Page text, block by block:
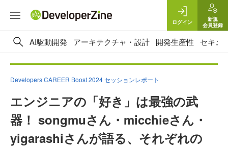
ログイン
新規
会員登録
AI駆動開発 アーキテクチャ・設計 開発生産性 セキュ
Developers CAREER Boost 2024 セッションレポート
エンジニアの「好き」は最強の武
器！ songmuさん・micchieさん・
yigarashiさんが語る、それぞれの